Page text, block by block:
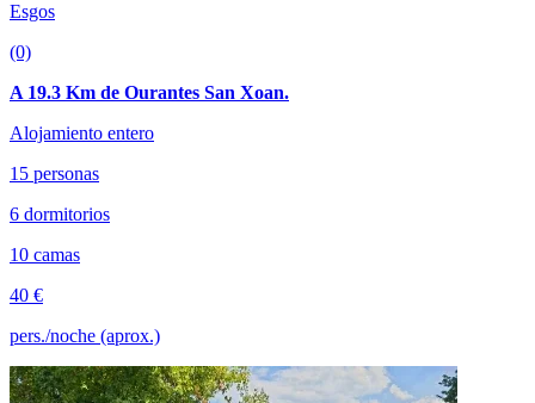
Esgos
(0)
A 19.3 Km de Ourantes San Xoan.
Alojamiento entero
15 personas
6 dormitorios
10 camas
40 €
pers./noche (aprox.)